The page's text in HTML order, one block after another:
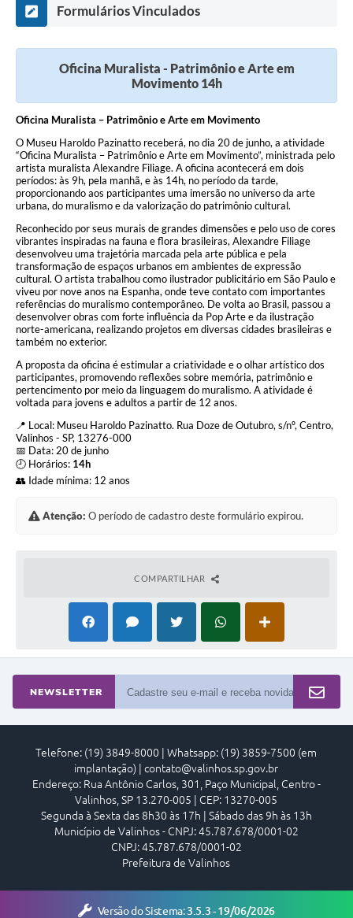
SIC Formulários Vinculados
Oficina Muralista - Patrimônio e Arte em
Movimento 14h
Oficina Muralista – Patrimônio e Arte em Movimento
O Museu Haroldo Pazinatto receberá, no dia 20 de junho, a atividade
“Oficina Muralista – Patrimônio e Arte em Movimento”, ministrada pelo
artista muralista Alexandre Filiage. A oficina acontecerá em dois
períodos: às 9h, pela manhã, e às 14h, no período da tarde,
proporcionando aos participantes uma imersão no universo da arte
urbana, do muralismo e da valorização do patrimônio cultural.
Reconhecido por seus murais de grandes dimensões e pelo uso de cores
vibrantes inspiradas na fauna e flora brasileiras, Alexandre Filiage
desenvolveu uma trajetória marcada pela arte pública e pela
transformação de espaços urbanos em ambientes de expressão
cultural. O artista trabalhou como ilustrador publicitário em São Paulo e
viveu por nove anos na Espanha, onde teve contato com importantes
referências do muralismo contemporâneo. De volta ao Brasil, passou a
desenvolver obras com forte influência da Pop Arte e da ilustração
norte-americana, realizando projetos em diversas cidades brasileiras e
também no exterior.
A proposta da oficina é estimular a criatividade e o olhar artístico dos
participantes, promovendo reflexões sobre memória, patrimônio e
pertencimento por meio da linguagem do muralismo. A atividade é
voltada para jovens e adultos a partir de 12 anos.
📍 Local: Museu Haroldo Pazinatto. Rua Doze de Outubro, s/nº, Centro,
Valinhos - SP, 13276-000
📅 Data: 20 de junho
🕘 Horários: 14h
👥 Idade mínima: 12 anos
Atenção: O período de cadastro deste formulário expirou.
COMPARTILHAR
NEWSLETTER
Telefone: (19) 3849-8000 | Whatsapp: (19) 3859-7500 (em
implantação) | contato@valinhos.sp.gov.br
Endereço: Rua Antônio Carlos, 301, Paço Municipal, Centro -
Valinhos, SP 13.270-005 | CEP: 13270-005
Segunda à Sexta das 8h30 às 17h | Sábado das 9h às 13h
Município de Valinhos - CNPJ: 45.787.678/0001-02
CNPJ: 45.787.678/0001-02
Prefeitura de Valinhos
Versão do Sistema:3.5.3 - 19/06/2026